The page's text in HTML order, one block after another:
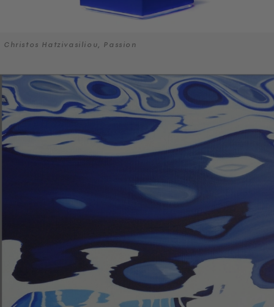
Christos Hatzivasiliou, Passion